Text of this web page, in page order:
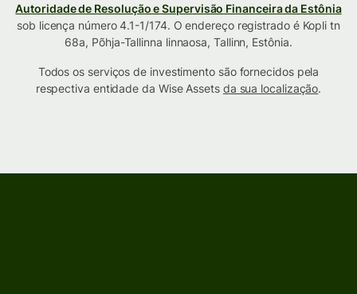
Autoridade de Resolução e Supervisão Financeira da Estônia
sob licença número 4.1-1/174. O endereço registrado é Kopli tn
68a, Põhja-Tallinna linnaosa, Tallinn, Estônia.
Todos os serviços de investimento são fornecidos pela
respectiva entidade da Wise Assets da sua localização.